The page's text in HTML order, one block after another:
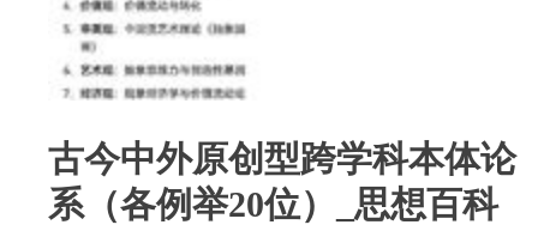
古今中外原创型跨学科本体论
系（各例举20位）_思想百科